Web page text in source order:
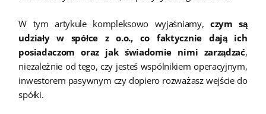
W tym artykule kompleksowo wyjaśniamy, czym są
udziały w spółce z o.o., co faktycznie dają ich
posiadaczom oraz jak świadomie nimi zarządzać,
niezależnie od tego, czy jesteś wspólnikiem operacyjnym,
inwestorem pasywnym czy dopiero rozważasz wejście do
spółki.